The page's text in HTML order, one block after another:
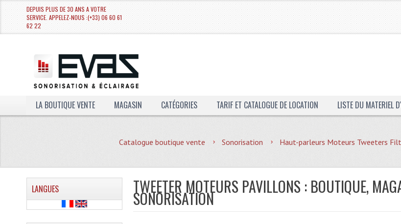
DEPUIS PLUS DE 30 ANS A VOTRE
SERVICE. APPELEZ-NOUS :(+33) 06 60 61
62 22
LA BOUTIQUE VENTE MAGASIN CATÉGORIES TARIF ET CATALOGUE DE LOCATION LISTE DU MATERIEL
Catalogue boutique vente Sonorisation Haut-parleurs Moteurs Tweeters
TWEETER MOTEURS PAVILLONS : BOUTIQUE,
SONORISATION
LANGUES